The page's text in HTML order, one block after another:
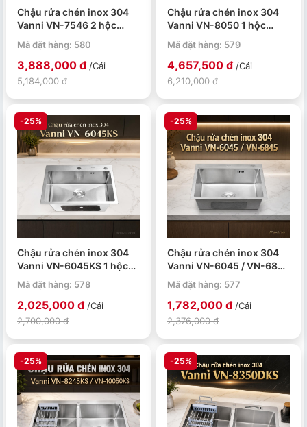
Chậu rửa chén inox 304
Vanni VN-7546 2 hộc
Mã đặt hàng: 580
3,888,000 đ /Cái
5,184,000 đ
Chậu rửa chén inox 304
Vanni VN-8050 1 hộc
Mã đặt hàng: 579
4,657,500 đ /Cái
6,210,000 đ
-25%
Chậu rửa chén inox 304
Vanni VN-6045KS 1 hộc
600x450x230mm
Mã đặt hàng: 578
2,025,000 đ /Cái
2,700,000 đ
-25%
Chậu rửa chén inox 304
Vanni VN-6045 / VN-6845
1 hộc 600–
680x450x230mm
Mã đặt hàng: 577
1,782,000 đ /Cái
2,376,000 đ
-25% -25%